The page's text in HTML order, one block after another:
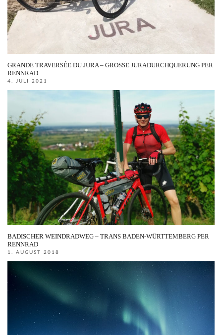
GRANDE TRAVERSÉE DU JURA – GROSSE JURADURCHQUERUNG PER R
ENNRAD
4. JULI 2021
BADISCHER WEINDRADWEG – TRANS BADEN-WÜRTTEMBERG PER
RENNRAD
1. AUGUST 2018